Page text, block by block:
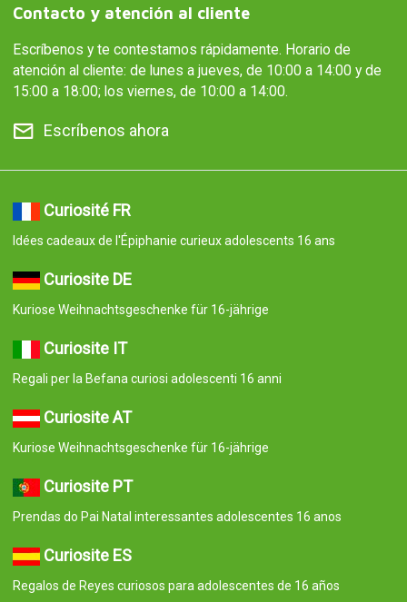
Contacto y atención al cliente
Escríbenos y te contestamos rápidamente. Horario de
atención al cliente: de lunes a jueves, de 10:00 a 14:00 y de
15:00 a 18:00; los viernes, de 10:00 a 14:00.
Escríbenos ahora
Curiosité FR
Idées cadeaux de l'Épiphanie curieux adolescents 16 ans
Curiosite DE
Kuriose Weihnachtsgeschenke für 16-jährige
Curiosite IT
Regali per la Befana curiosi adolescenti 16 anni
Curiosite AT
Kuriose Weihnachtsgeschenke für 16-jährige
Curiosite PT
Prendas do Pai Natal interessantes adolescentes 16 anos
Curiosite ES
Regalos de Reyes curiosos para adolescentes de 16 años